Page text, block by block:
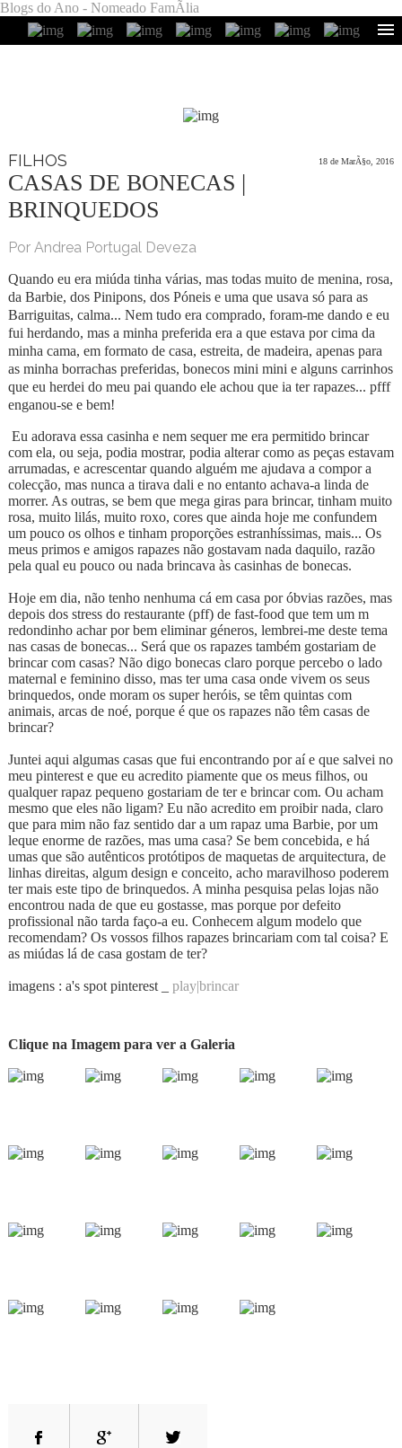
Blogs do Ano - Nomeado FamÃ­lia
FILHOS 18 de MarÃ§o, 2016
CASAS DE BONECAS |
BRINQUEDOS
Por Andrea Portugal Deveza
Quando eu era miúda tinha várias, mas todas muito de menina, rosa,
da Barbie, dos Pinipons, dos Póneis e uma que usava só para as
Barriguitas, calma... Nem tudo era comprado, foram-me dando e eu
fui herdando, mas a minha preferida era a que estava por cima da
minha cama, em formato de casa, estreita, de madeira, apenas para
as minha borrachas preferidas, bonecos mini mini e alguns carrinhos
que eu herdei do meu pai quando ele achou que ia ter rapazes... pfff
enganou-se e bem!
Eu adorava essa casinha e nem sequer me era permitido brincar
com ela, ou seja, podia mostrar, podia alterar como as peças estavam
arrumadas, e acrescentar quando alguém me ajudava a compor a
colecção, mas nunca a tirava dali e no entanto achava-a linda de
morrer. As outras, se bem que mega giras para brincar, tinham muito
rosa, muito lilás, muito roxo, cores que ainda hoje me confundem
um pouco os olhos e tinham proporções estranhíssimas, mais... Os
meus primos e amigos rapazes não gostavam nada daquilo, razão
pela qual eu pouco ou nada brincava às casinhas de bonecas.
Hoje em dia, não tenho nenhuma cá em casa por óbvias razões, mas
depois dos stress do restaurante (pff) de fast-food que tem um m
redondinho achar por bem eliminar géneros, lembrei-me deste tema
nas casas de bonecas... Será que os rapazes também gostariam de
brincar com casas? Não digo bonecas claro porque percebo o lado
maternal e feminino disso, mas ter uma casa onde vivem os seus
brinquedos, onde moram os super heróis, se têm quintas com
animais, arcas de noé, porque é que os rapazes não têm casas de
brincar?
Juntei aqui algumas casas que fui encontrando por aí e que salvei no
meu pinterest e que eu acredito piamente que os meus filhos, ou
qualquer rapaz pequeno gostariam de ter e brincar com. Ou acham
mesmo que eles não ligam? Eu não acredito em proibir nada, claro
que para mim não faz sentido dar a um rapaz uma Barbie, por um
leque enorme de razões, mas uma casa? Se bem concebida, e há
umas que são autênticos protótipos de maquetas de arquitectura, de
linhas direitas, algum design e conceito, acho maravilhoso poderem
ter mais este tipo de brinquedos. A minha pesquisa pelas lojas não
encontrou nada de que eu gostasse, mas porque por defeito
profissional não tarda faço-a eu. Conhecem algum modelo que
recomendam? Os vossos filhos rapazes brincariam com tal coisa? E
as miúdas lá de casa gostam de ter?
imagens : a's spot pinterest _ play|brincar
Clique na Imagem para ver a Galeria